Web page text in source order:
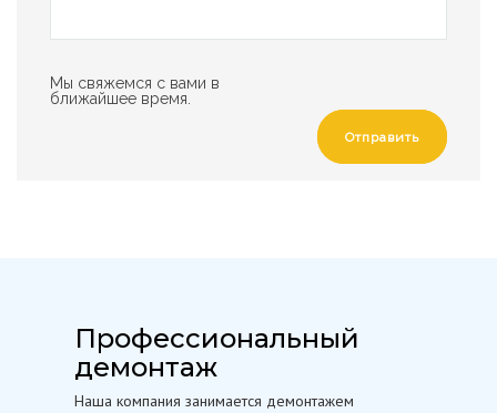
Мы свяжемся с вами в
ближайшее время.
Отправить
Профессиональный
демонтаж
Наша компания занимается демонтажем